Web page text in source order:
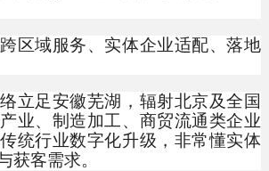
域服务、实体企业适配、落地
足安徽芜湖，辐射北京及全国
业、制造加工、商贸流通类企业
统行业数字化升级，非常懂实体
获客需求。